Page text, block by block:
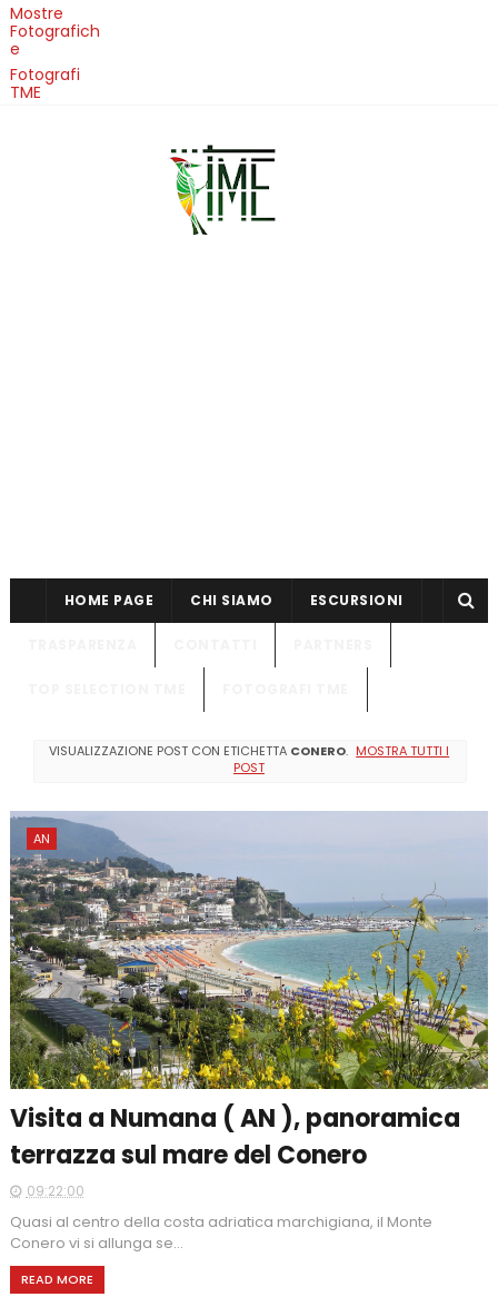
Mostre
Fotografich
e
Fotografi
TME
HOME PAGE CHI SIAMO ESCURSIONI
VISUALIZZAZIONE POST CON ETICHETTA CONERO. MOSTRA TUTTI I
POST
AN
Visita a Numana ( AN ), panoramica
terrazza sul mare del Conero
09:22:00
Quasi al centro della costa adriatica marchigiana, il Monte
Conero vi si allunga se...
READ MORE